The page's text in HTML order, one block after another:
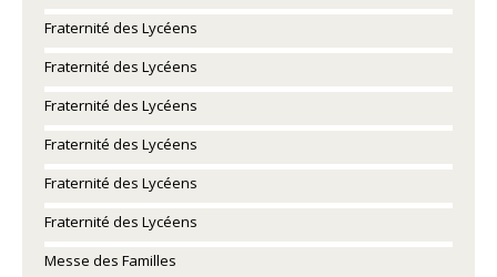
Fraternité des Lycéens
Fraternité des Lycéens
Fraternité des Lycéens
Fraternité des Lycéens
Fraternité des Lycéens
Fraternité des Lycéens
Messe des Familles